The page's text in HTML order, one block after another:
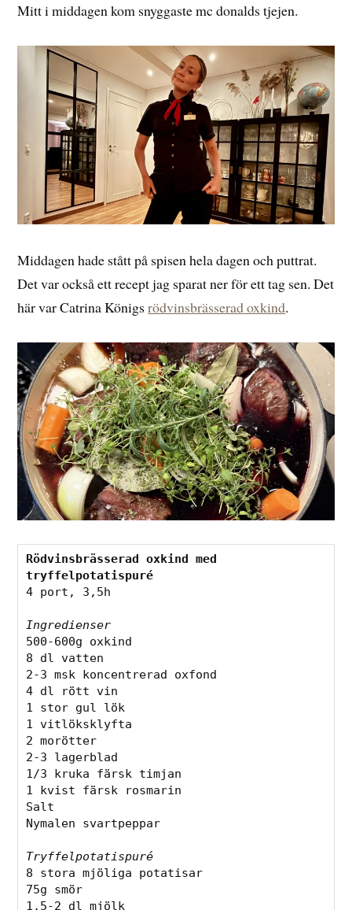
Mitt i middagen kom snyggaste mc donalds tjejen.
Middagen hade stått på spisen hela dagen och puttrat.
Det var också ett recept jag sparat ner för ett tag sen. Det
här var Catrina Königsrödvinsbrässerad oxkind.
Rödvinsbrässerad oxkind med
tryffelpotatispuré
4 port, 3,5h
Ingredienser
500-600g oxkind
8 dl vatten
2-3 msk koncentrerad oxfond
4 dl rött vin
1 stor gul lök
1 vitlöksklyfta
2 morötter
2-3 lagerblad
1/3 kruka färsk timjan
1 kvist färsk rosmarin
Salt
Nymalen svartpeppar
Tryffelpotatispuré
8 stora mjöliga potatisar
75g smör
1,5-2 dl mjölk